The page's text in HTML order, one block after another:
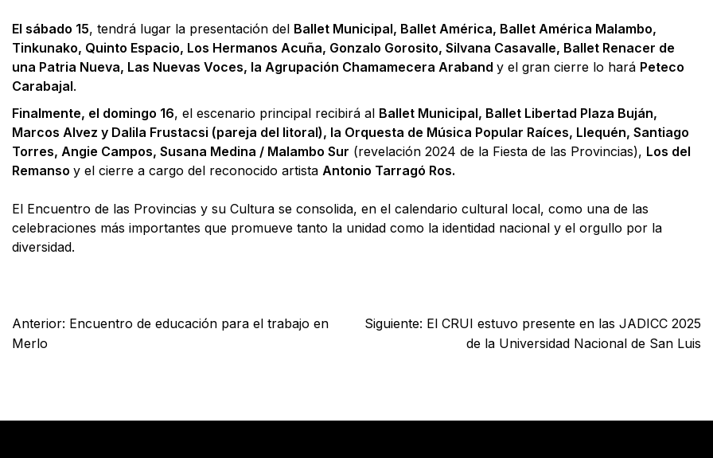
El sábado 15, tendrá lugar la presentación del Ballet Municipal, Ballet América, Ballet América Malambo,
Tinkunako, Quinto Espacio, Los Hermanos Acuña, Gonzalo Gorosito, Silvana Casavalle, Ballet Renacer de
una Patria Nueva, Las Nuevas Voces, la Agrupación Chamamecera Araband y el gran cierre lo hará Peteco
Carabajal.
Finalmente, el domingo 16, el escenario principal recibirá al Ballet Municipal, Ballet Libertad Plaza Buján,
Marcos Alvez y Dalila Frustacsi (pareja del litoral), la Orquesta de Música Popular Raíces, Llequén, Santiago
Torres, Angie Campos, Susana Medina / Malambo Sur (revelación 2024 de la Fiesta de las Provincias), Los del
Remanso y el cierre a cargo del reconocido artista Antonio Tarragó Ros.
El Encuentro de las Provincias y su Cultura se consolida, en el calendario cultural local, como una de las
celebraciones más importantes que promueve tanto la unidad como la identidad nacional y el orgullo por la
diversidad.
Anterior: Encuentro de educación para el trabajo en
Merlo
Siguiente: El CRUI estuvo presente en las JADICC 2025
de la Universidad Nacional de San Luis